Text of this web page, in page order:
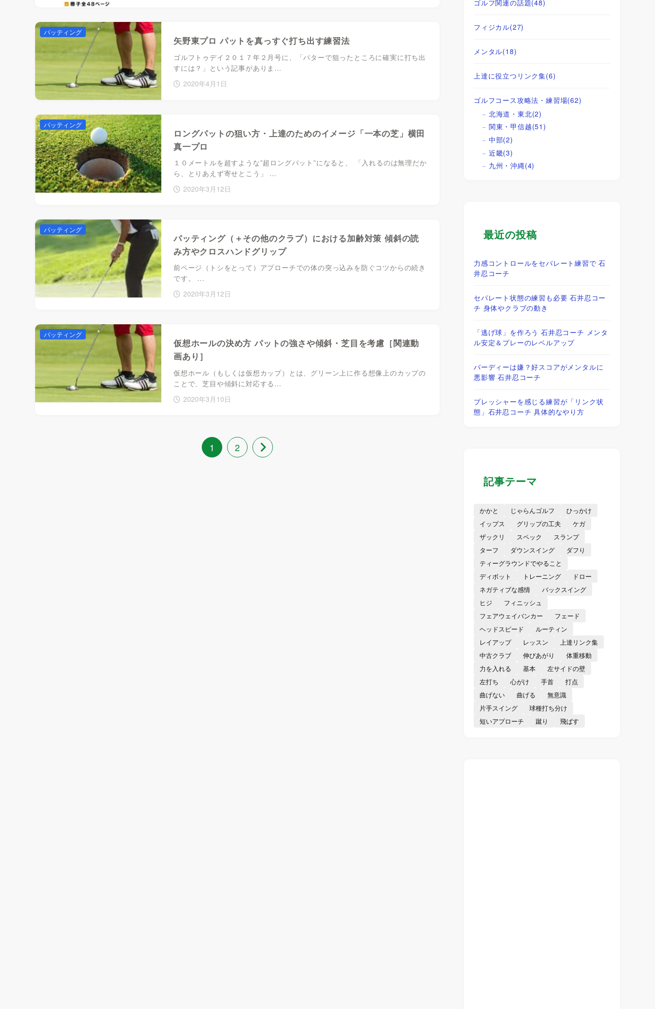
矢野東プロ パットを真っすぐ打ち出す練習法
ゴルフトゥデイ２０１７年２月号に、「パターで狙ったところに確実に打ち出
すには？」という記事がありま…
2020年4月1日
パッティング
ロングパットの狙い方・上達のためのイメージ「一本の芝」横田
真一プロ
１０メートルを超すような”超ロングパット”になると、 「入れるのは無理だか
ら、とりあえず寄せとこう」 …
2020年3月12日
パッティング
パッティング（＋その他のクラブ）における加齢対策 傾斜の読
み方やクロスハンドグリップ
前ページ（トシをとって）アプローチでの体の突っ込みを防ぐコツからの続き
です。 ...
2020年3月12日
パッティング
仮想ホールの決め方 パットの強さや傾斜・芝目を考慮［関連動
画あり］
仮想ホール（もしくは仮想カップ）とは、グリーン上に作る想像上のカップの
ことで、芝目や傾斜に対応する…
2020年3月10日
パッティング
1 2
ゴルフ関連の話題(48)
フィジカル(27)
メンタル(18)
上達に役立つリンク集(6)
ゴルフコース攻略法・練習場(62)
北海道・東北(2)
関東・甲信越(51)
中部(2)
近畿(3)
九州・沖縄(4)
最近の投稿
力感コントロールをセパレート練習で 石
井忍コーチ
セパレート状態の練習も必要 石井忍コー
チ 身体やクラブの動き
「逃げ球」を作ろう 石井忍コーチ メンタ
ル安定＆プレーのレベルアップ
バーディーは嫌？好スコアがメンタルに
悪影響 石井忍コーチ
プレッシャーを感じる練習が「リンク状
態」石井忍コーチ 具体的なやり方
記事テーマ
かかと じゃらんゴルフ
ひっかけ
イップス
グリップの工夫
ケガ
ザックリ
スペック
スランプ
ターフ
ダウンスイング
ダフり
ティーグラウンドでやること
ディボット
トレーニング
ドロー
ネガティブな感情
バックスイング
ヒジ
フィニッシュ
フェアウェイバンカー
フェード
ヘッドスピード
ルーティン
レイアップ
レッスン
上達リンク集
中古クラブ
伸びあがり
体重移動
力を入れる
基本
左サイドの壁
左打ち
心がけ 手首
打点
曲げない
曲げる
無意識
片手スイング
球種打ち分け
短いアプローチ
蹴り 飛ばす